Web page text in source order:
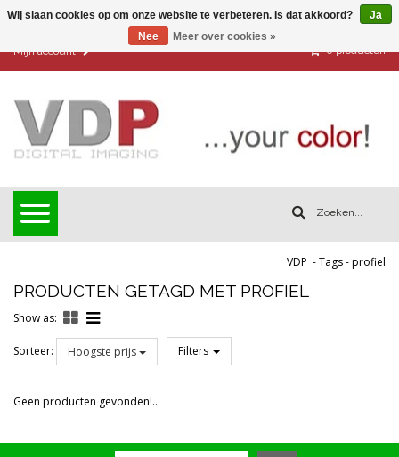
Mijn account 0 producten
VDP -Tags-profiel
PRODUCTEN GETAGD MET PROFIEL
Show as:
Sorteer: Hoogste prijs Filters
Prijs
Geen producten gevonden!...
Wij slaan cookies op om onze website te verbeteren. Is dat akkoord?
Ja
Nee
Meer over cookies »